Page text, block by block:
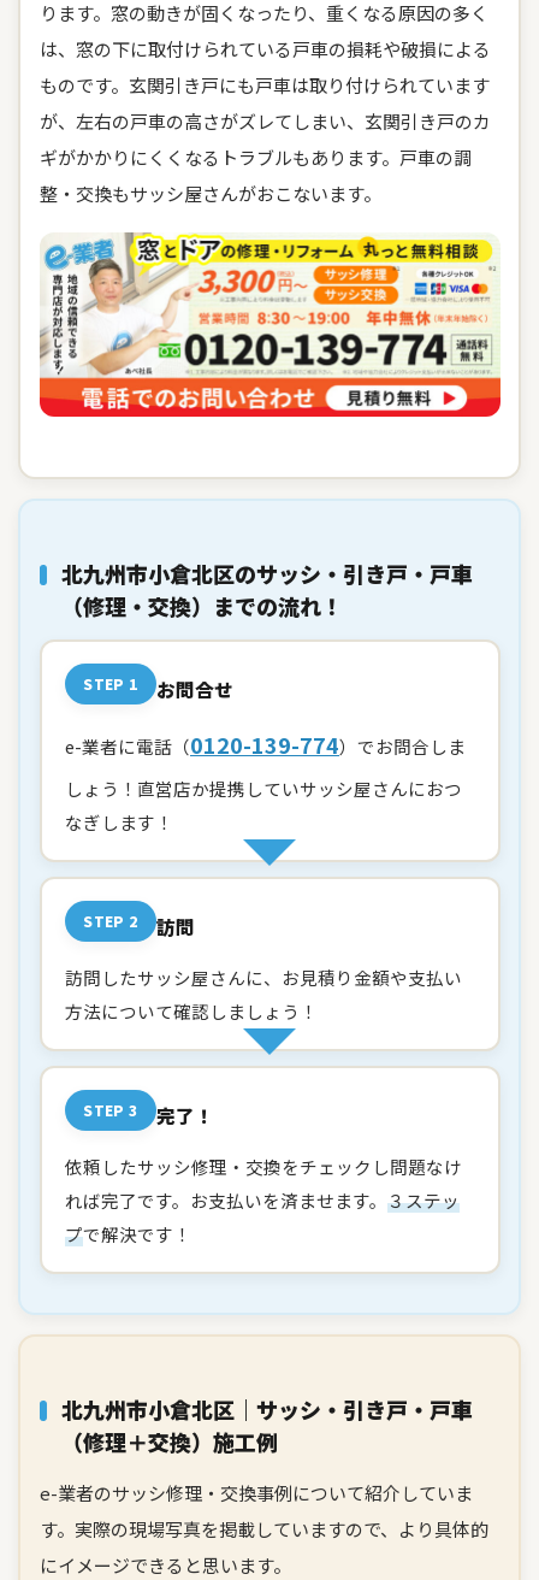
ります。窓の動きが固くなったり、重くなる原因の多く
は、窓の下に取付けられている戸車の損耗や破損による
ものです。玄関引き戸にも戸車は取り付けられています
が、左右の戸車の高さがズレてしまい、玄関引き戸のカ
ギがかかりにくくなるトラブルもあります。戸車の調
整・交換もサッシ屋さんがおこないます。
北九州市小倉北区のサッシ・引き戸・戸車
（修理・交換）までの流れ！
STEP 1 お問合せ
e-業者に電話（0120-139-774）でお問合しま
しょう！直営店か提携していサッシ屋さんにおつ
なぎします！
STEP 2 訪問
訪問したサッシ屋さんに、お見積り金額や支払い
方法について確認しましょう！
STEP 3 完了！
依頼したサッシ修理・交換をチェックし問題なけ
れば完了です。お支払いを済ませます。 ３ステッ
プで解決です！
北九州市小倉北区｜サッシ・引き戸・戸車
（修理＋交換）施工例
e-業者のサッシ修理・交換事例について紹介していま
す。実際の現場写真を掲載していますので、より具体的
にイメージできると思います。